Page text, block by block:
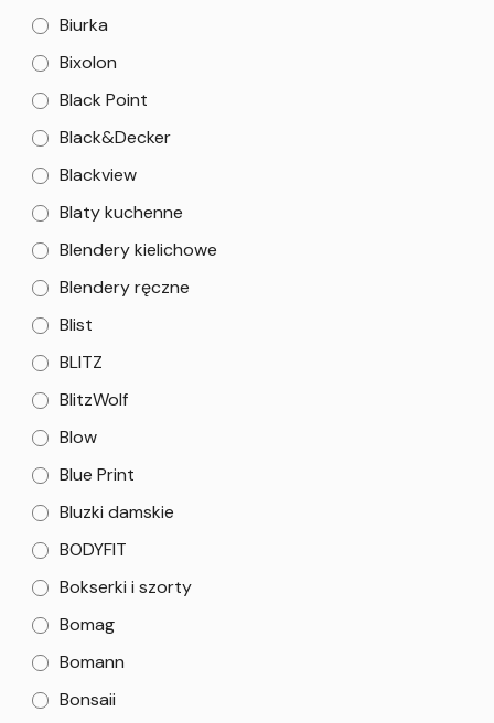
Biurka
Bixolon
Black Point
Black&Decker
Blackview
Blaty kuchenne
Blendery kielichowe
Blendery ręczne
Blist
BLITZ
BlitzWolf
Blow
Blue Print
Bluzki damskie
BODYFIT
Bokserki i szorty
Bomag
Bomann
Bonsaii